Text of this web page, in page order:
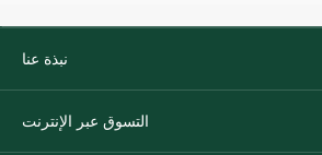
نبذة عنا
التسوق عبر الإنترنت